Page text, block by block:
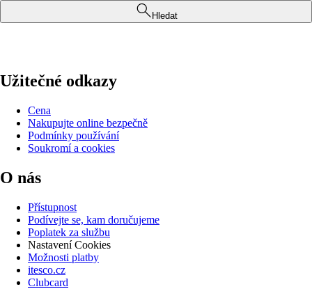
Hledat
Užitečné odkazy
Cena
Nakupujte online bezpečně
Podmínky používání
Soukromí a cookies
O nás
Přístupnost
Podívejte se, kam doručujeme
Poplatek za službu
Nastavení Cookies
Možnosti platby
itesco.cz
Clubcard